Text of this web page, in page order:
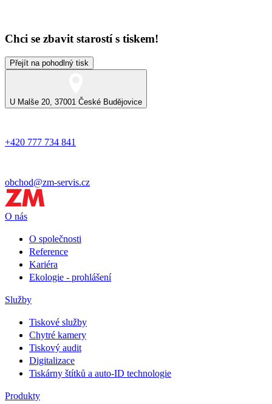
Chci se zbavit starostí s tiskem!
Přejít na pohodlný tisk
U Malše 20, 37001 České Budějovice
+420 777 734 841
obchod@zm-servis.cz
O nás
O společnosti
Reference
Kariéra
Ekologie - prohlášení
Služby
Tiskové služby
Chytré kamery
Tiskový audit
Digitalizace
Tiskárny štítků a auto-ID technologie
Produkty